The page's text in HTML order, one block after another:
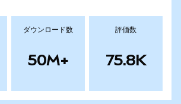
ダウンロード数
50M+
評価数
75.8K